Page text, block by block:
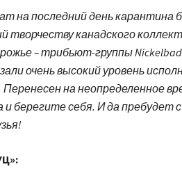
на последний день карантина
творчеству канадского
– трибьют-группы
очень высокий уровень
Перенесен на неопределенное
берегите себя. И да пребудет